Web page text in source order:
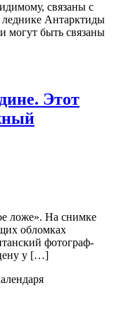
связаны с
Антарктиды
могут быть связаны
Этот
ложе». На снимке
обломках
фотограф-
у […]